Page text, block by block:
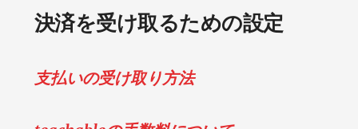
決済を受け取るための設定
支払いの受け取り方法